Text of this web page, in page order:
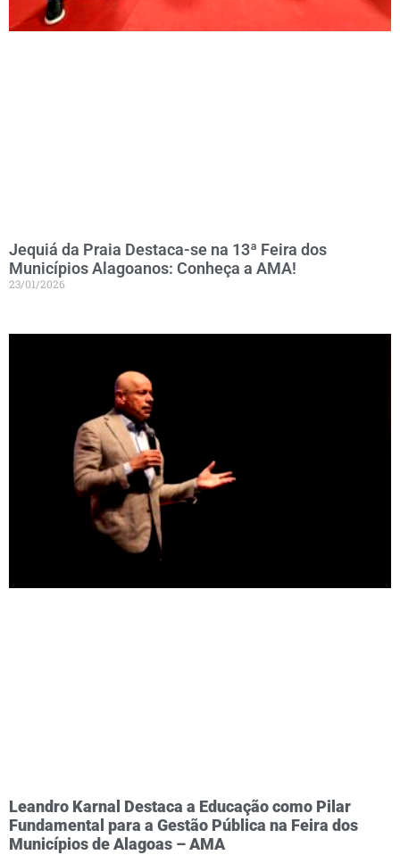
Jequiá da Praia Destaca-se na 13ª Feira dos
Municípios Alagoanos: Conheça a AMA!
23/01/2026
Leandro Karnal Destaca a Educação como Pilar
Fundamental para a Gestão Pública na Feira dos
Municípios de Alagoas – AMA